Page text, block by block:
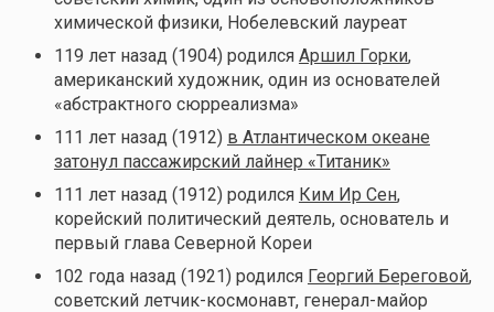
химической физики, Нобелевский лауреат
119 лет назад (1904) родился Аршил Горки,
американский художник, один из основателей
«абстрактного сюрреализма»
111 лет назад (1912) в Атлантическом океане
затонул пассажирский лайнер «Титаник»
111 лет назад (1912) родился Ким Ир Сен,
корейский политический деятель, основатель и
первый глава Северной Кореи
102 года назад (1921) родился Георгий Береговой,
советский летчик-космонавт, генерал-майор